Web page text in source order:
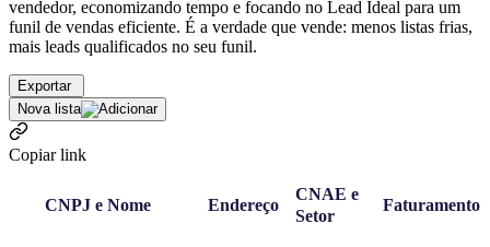
vendedor, economizando tempo e focando no Lead Ideal para um
funil de vendas eficiente. É a verdade que vende: menos listas frias,
mais leads qualificados no seu funil.
Exportar
Nova lista
Copiar link
CNPJ e Nome Endereço
CNAE e
Setor
Faturamento